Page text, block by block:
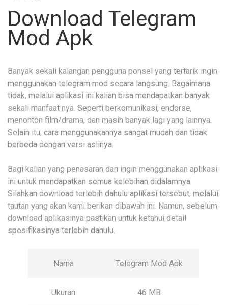
Download Telegram
Mod Apk
Banyak sekali kalangan pengguna ponsel yang tertarik ingin
menggunakan telegram mod secara langsung. Bagaimana
tidak, melalui aplikasi ini kalian bisa mendapatkan banyak
sekali manfaat nya. Seperti berkomunikasi, endorse,
menonton film/drama, dan masih banyak lagi yang lainnya.
Selain itu, cara menggunakannya sangat mudah dan tidak
berbeda dengan versi aslinya.
Bagi kalian yang penasaran dan ingin menggunakan aplikasi
ini untuk mendapatkan semua kelebihan didalamnya.
Silahkan download terlebih dahulu aplikasi tersebut, melalui
tautan yang akan kami berikan dibawah ini. Namun, sebelum
download aplikasinya pastikan untuk ketahui detail
spesifikasinya terlebih dahulu.
Nama Telegram Mod Apk
Ukuran 46 MB